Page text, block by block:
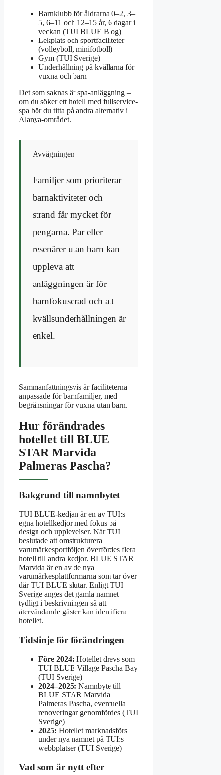
Barnklubb för åldrarna 0–2, 3–
5, 6–11 och 12–15 år, 6 dagar i
veckan (TUI BLUE Blog)
Lekplats och sportfaciliteter
(volleyboll, minifotboll)
Gym (TUI Sverige)
Underhållning på kvällarna för
vuxna och barn
Det som saknas är spa-anläggning –
om du söker ett hotell med fullservice-
spa bör du titta på andra alternativ i
Alanya-området.
Avvägningen
Familjer som prioriterar
barnaktiviteter och
strand får mycket för
pengarna. Par eller
resenärer utan barn kan
uppleva att
anläggningen är för
barnfokuserad och att
kvällsunderhållningen är
enkel.
Sammanfattningsvis är faciliteterna
anpassade för barnfamiljer, med
begränsningar för vuxna utan barn.
Hur förändrades
hotellet till BLUE
STAR Marvida
Palmeras Pascha?
Bakgrund till namnbytet
TUI BLUE-kedjan är en av TUI:s
egna hotellkedjor med fokus på
design och upplevelser. När TUI
beslutade att omstrukturera
varumärkesportföljen överfördes flera
hotell till andra kedjor. BLUE STAR
Marvida är en av de nya
varumärkesplattformarna som tar över
där TUI BLUE slutar. Enligt TUI
Sverige anges det gamla namnet
tydligt i beskrivningen så att
återvändande gäster kan identifiera
hotellet.
Tidslinje för förändringen
Före 2024: Hotellet drevs som
TUI BLUE Village Pascha Bay
(TUI Sverige)
2024–2025: Namnbyte till
BLUE STAR Marvida
Palmeras Pascha, eventuella
renoveringar genomfördes (TUI
Sverige)
2025: Hotellet marknadsförs
under nya namnet på TUI:s
webbplatser (TUI Sverige)
Vad som är nytt efter